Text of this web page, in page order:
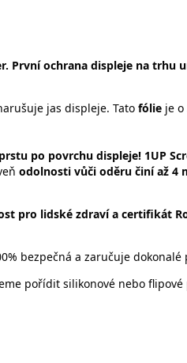
První ochrana displeje na trhu
jas displeje. Tato fólie je o
po povrchu displeje! 1UP
odolnosti vůči oděru činí až 4
pro lidské zdraví a certifikát
bezpečná a zaručuje
pořídit silikonové nebo flipové